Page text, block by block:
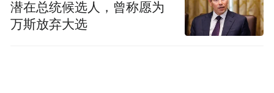
潜在总统候选人，曾称愿为
万斯放弃大选